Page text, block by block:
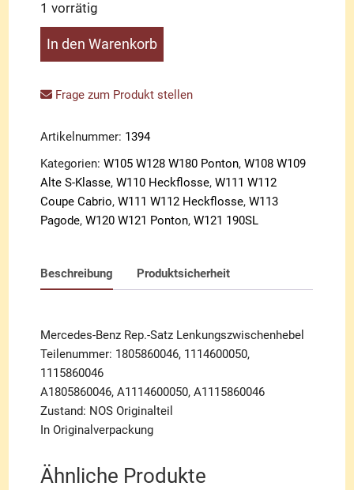
1 vorrätig
Rep.-
Menge
In den Warenkorb
Frage zum Produkt stellen
Artikelnummer: 1394
Kategorien:W105 W128 W180 Ponton,W108 W109
Alte S-Klasse,W110 Heckflosse,W111 W112
Coupe Cabrio,W111 W112 Heckflosse,W113
Pagode,W120 W121 Ponton,W121 190SL
Beschreibung Produktsicherheit
Mercedes-Benz Rep.-Satz Lenkungszwischenhebel
Teilenummer: 1805860046, 1114600050,
1115860046
A1805860046, A1114600050, A1115860046
Zustand: NOS Originalteil
In Originalverpackung
Ähnliche Produkte